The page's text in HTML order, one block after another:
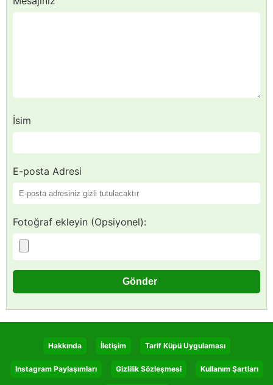
İsim
E-posta Adresi
Fotoğraf ekleyin (Opsiyonel):
Hakkında İletişim Tarif Küpü Uygulaması
Instagram Paylaşımları Gizlilik Sözleşmesi Kullanım Şartları